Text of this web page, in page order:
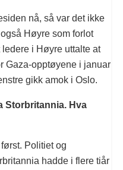
nå, så var det ikke
Høyre som forlot
i Høyre uttalte at
Gaza-opptøyene i januar
gikk amok i Oslo.
Storbritannia. Hva
Politiet og
hadde i flere tiår